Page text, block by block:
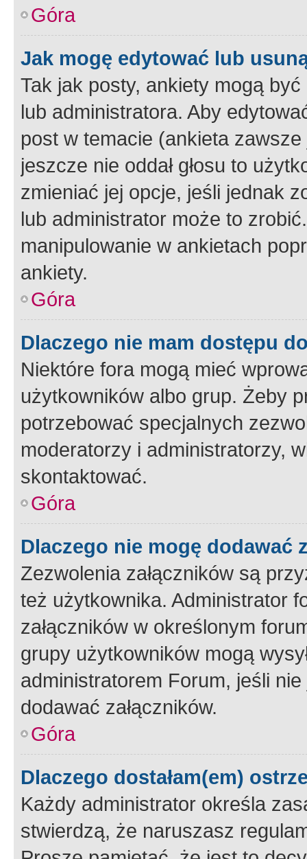
Góra
Jak mogę edytować lub
Tak jak posty, ankiety mogą
lub administratora. Aby
post w temacie (ankieta
jeszcze nie oddał głosu to
zmieniać jej opcje, jeśli jednak
lub administrator może to
manipulowanie w ankietach
ankiety.
Góra
Dlaczego nie mam dostępu
Niektóre fora mogą mieć
użytkowników albo grup. Żeby
potrzebować specjalnych
moderatorzy i administratorzy,
skontaktować.
Góra
Dlaczego nie mogę dodawać
Zezwolenia załączników są
też użytkownika. Administrator
załączników w określonym
grupy użytkowników mogą
administratorem Forum, jeśli
dodawać załączników.
Góra
Dlaczego dostałam(em)
Każdy administrator określa
stwierdzą, że naruszasz